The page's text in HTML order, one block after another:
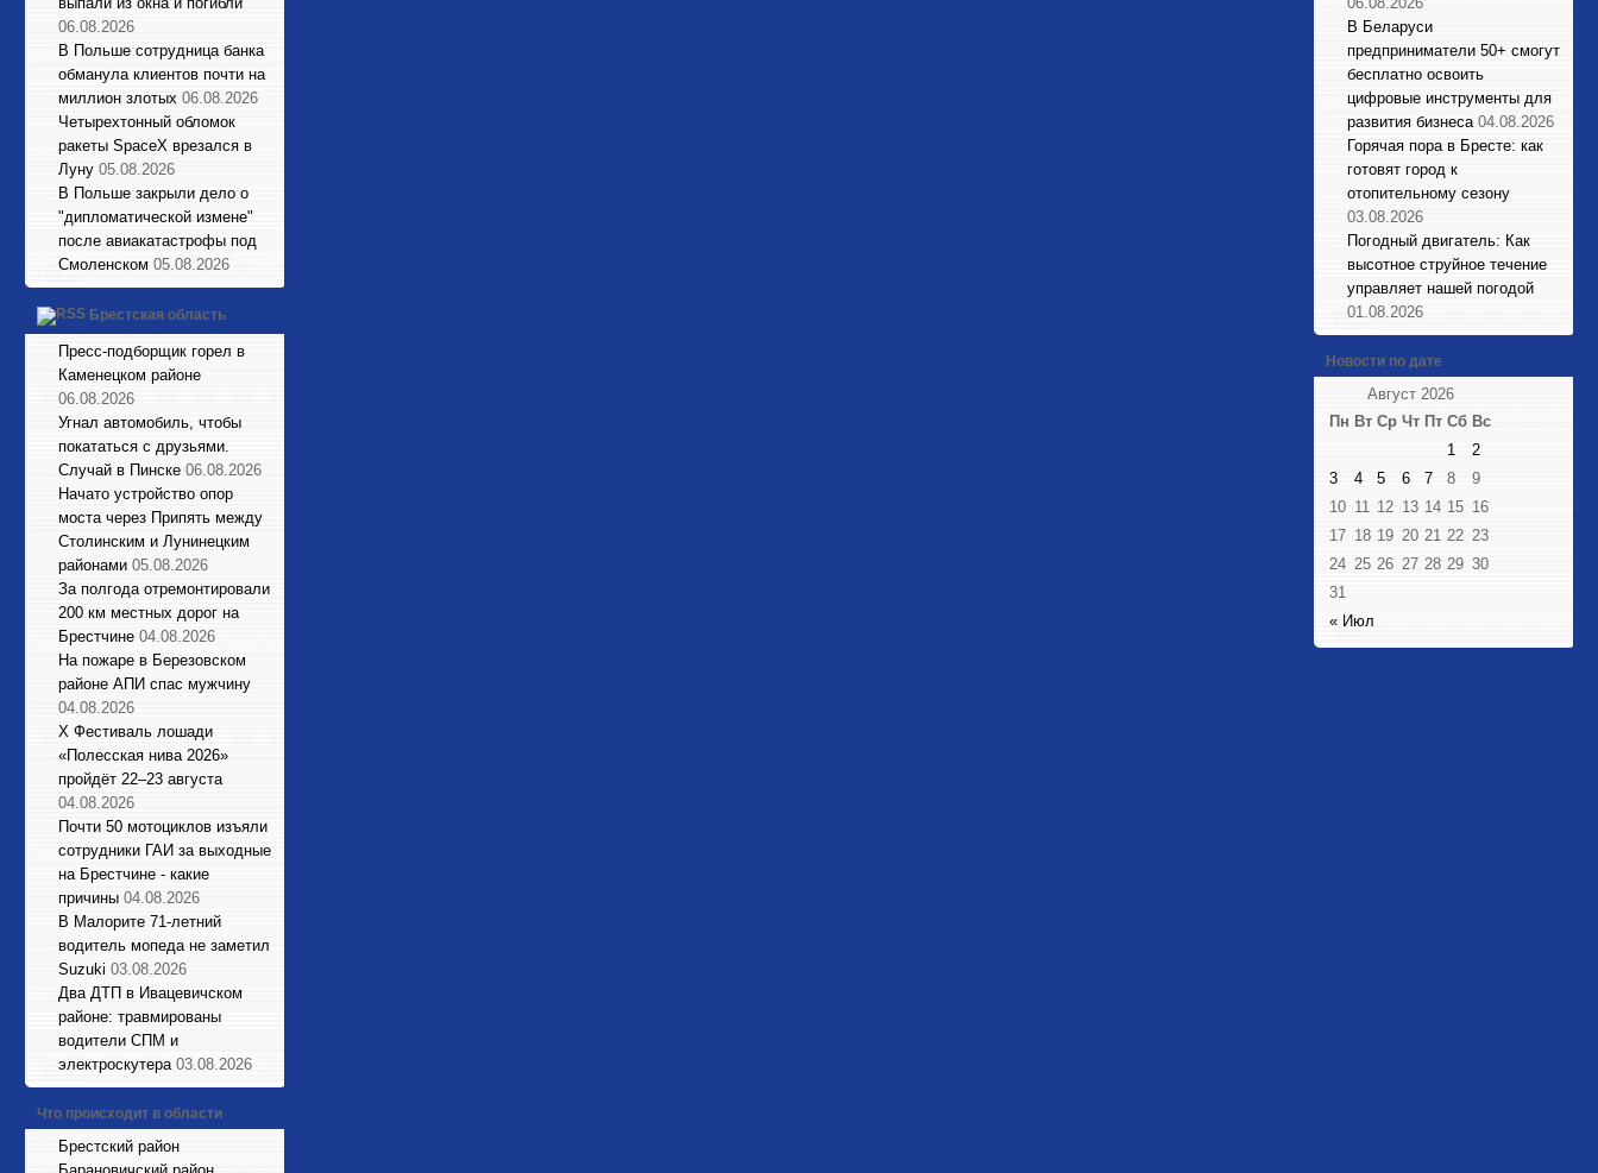
06.08.2026
В Польше сотрудница банка
обманула клиентов почти на
миллион злотых 06.08.2026
Четырехтонный обломок
ракеты SpaceX врезался в
Луну 05.08.2026
В Польше закрыли дело о
"дипломатической измене"
после авиакатастрофы под
Смоленском 05.08.2026
Брестская область
Пресс-подборщик горел в
Каменецком районе
06.08.2026
Угнал автомобиль, чтобы
покататься с друзьями.
Случай в Пинске 06.08.2026
Начато устройство опор
моста через Припять между
Столинским и Лунинецким
районами 05.08.2026
За полгода отремонтировали
200 км местных дорог на
Брестчине 04.08.2026
На пожаре в Березовском
районе АПИ спас мужчину
04.08.2026
X Фестиваль лошади
«Полесская нива 2026»
пройдёт 22–23 августа
04.08.2026
Почти 50 мотоциклов изъяли
сотрудники ГАИ за выходные
на Брестчине - какие
причины 04.08.2026
В Малорите 71-летний
водитель мопеда не заметил
Suzuki 03.08.2026
Два ДТП в Ивацевичском
районе: травмированы
водители СПМ и
электроскутера 03.08.2026
Что происходит в области
Брестский район
В Беларуси
предприниматели 50+ смогут
бесплатно освоить
цифровые инструменты для
развития бизнеса 04.08.2026
Горячая пора в Бресте: как
готовят город к
отопительному сезону
03.08.2026
Погодный двигатель: Как
высотное струйное течение
управляет нашей погодой
01.08.2026
Новости по дате
Август 2026
Пн Вт Ср Чт Пт Сб Вс
« Июл
1
2
3
4 5 6 7 8
9
10 11 12 13 14 15 16
17 18 19 20 21 22 23
24 25 26 27 28 29 30
31